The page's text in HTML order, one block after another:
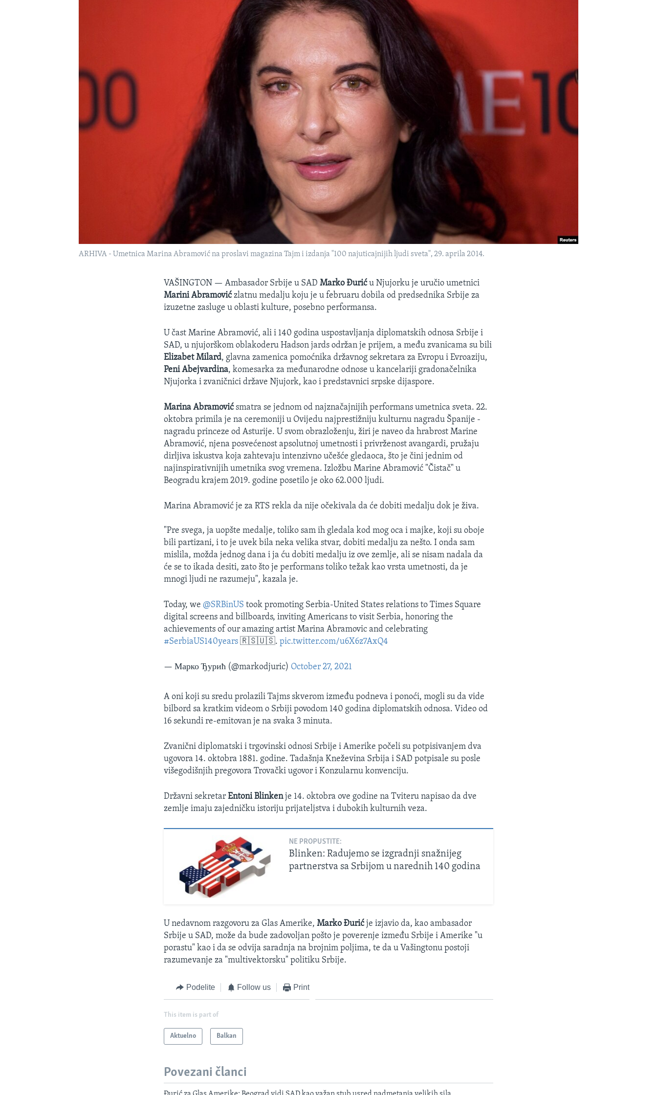
ARHIVA - Umetnica Marina Abramović na proslavi magazina Tajm i izdanja "100 najuticajnijih ljudi sveta", 29. aprila 2014.
VAŠINGTON —Ambasador Srbije u SADMarko Đuriću Njujorku je uručio umetnici
Marini Abramovićzlatnu medalju koju je u februaru dobila od predsednika Srbije za
izuzetne zasluge u oblasti kulture, posebno performansa.
U čast Marine Abramović, ali i 140 godina uspostavljanja diplomatskih odnosa Srbije i
SAD, u njujorškom oblakoderu Hadson jards održan je prijem, a među zvanicama su bili
Elizabet Milard, glavna zamenica pomoćnika državnog sekretara za Evropu i Evroaziju,
Peni Abejvardina, komesarka za međunarodne odnose u kancelariji gradonačelnika
Njujorka i zvaničnici države Njujork, kao i predstavnici srpske dijaspore.
Marina Abramovićsmatra se jednom od najznačajnijih performans umetnica sveta. 22.
oktobra primila je na ceremoniji u Ovijedu najprestižniju kulturnu nagradu Španije -
nagradu princeze od Asturije. U svom obrazloženju, žiri je naveo da hrabrost Marine
Abramović, njena posvećenost apsolutnoj umetnosti i privrženost avangardi, pružaju
dirljiva iskustva koja zahtevaju intenzivno učešće gledaoca, što je čini jednim od
najinspirativnijih umetnika svog vremena. Izložbu Marine Abramović "Čistač" u
Beogradu krajem 2019. godine posetilo je oko 62.000 ljudi.
Marina Abramović je za RTS rekla da nije očekivala da će dobiti medalju dok je živa.
"Pre svega, ja uopšte medalje, toliko sam ih gledala kod mog oca i majke, koji su oboje
bili partizani, i to je uvek bila neka velika stvar, dobiti medalju za nešto. I onda sam
mislila, možda jednog dana i ja ću dobiti medalju iz ove zemlje, ali se nisam nadala da
će se to ikada desiti, zato što je performans toliko težak kao vrsta umetnosti, da je
mnogi ljudi ne razumeju", kazala je.
Today, we@SRBinUS took promoting Serbia-United States relations to Times Square
digital screens and billboards, inviting Americans to visit Serbia, honoring the
achievements of our amazing artist Marina Abramovic and celebrating
#SerbiaUS140years 🇷🇸🇺🇸.pic.twitter.com/u6X6z7AxQ4
— Марко Ђурић (@markodjuric) October 27, 2021
A oni koji su sredu prolazili Tajms skverom između podneva i ponoći, mogli su da vide
bilbord sa kratkim videom o Srbiji povodom 140 godina diplomatskih odnosa. Video od
16 sekundi re-emitovan je na svaka 3 minuta.
Zvanični diplomatski i trgovinski odnosi Srbije i Amerike počeli su potpisivanjem dva
ugovora 14. oktobra 1881. godine. Tadašnja Kneževina Srbija i SAD potpisale su posle
višegodišnjih pregovora Trovački ugovor i Konzularnu konvenciju.
Državni sekretarEntoni Blinkenje 14. oktobra ove godine ​na Tviteru napisao da dve
zemlje imaju zajedničku istoriju prijateljstva i dubokih kulturnih veza.
NE PROPUSTITE:
Blinken: Radujemo se izgradnji snažnijeg
partnerstva sa Srbijom u narednih 140 godina
U nedavnom razgovoru za Glas Amerike,Marko Đurićje izjavio da, kao ambasador
Srbije u SAD, može da bude zadovoljan pošto je poverenje između Srbije i Amerike "u
porastu" kao i da se odvija saradnja na brojnim poljima, te da u Vašingtonu postoji
razumevanje za "multivektorsku" politiku Srbije.
Podelite Follow us Print
This item is part of
Aktuelno Balkan
Povezani članci